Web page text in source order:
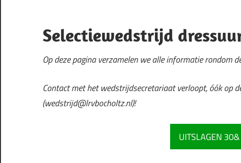
Selectiewedstrijd
Op deze pagina verzamelen we alle informatie
Contact met het wedstrijdsecretariaat verloopt, óók op
(wedstrijd@lrvbocholtz.nl)!
UITSLAGEN